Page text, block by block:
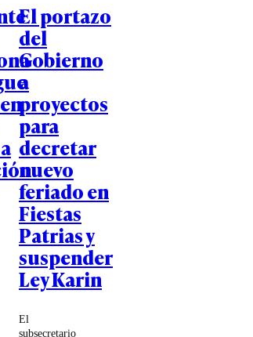
El portazo
del
Gobierno
a
proyectos
para
decretar
nuevo
feriado en
Fiestas
Patrias y
suspender
Ley Karin
El
subsecretario